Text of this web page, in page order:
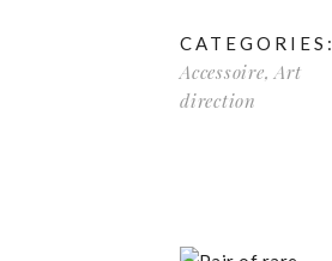
CATEGORIES:
Accessoire,Art
direction